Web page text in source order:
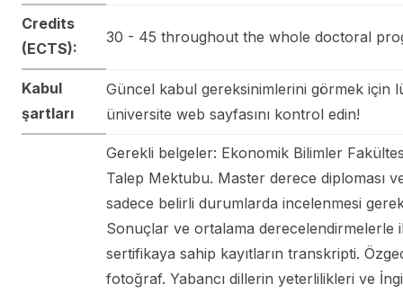
Credits
(ECTS):
30 - 45 throughout the whole doctoral
Kabul
şartları
Güncel kabul gereksinimlerini görmek için
üniversite web sayfasını kontrol edin!
Gerekli belgeler: Ekonomik Bilimler
Talep Mektubu. Master derece diploması
sadece belirli durumlarda incelenmesi
Sonuçlar ve ortalama derecelendirmelerle
sertifikaya sahip kayıtların transkripti.
fotoğraf. Yabancı dillerin yeterlilikleri ve